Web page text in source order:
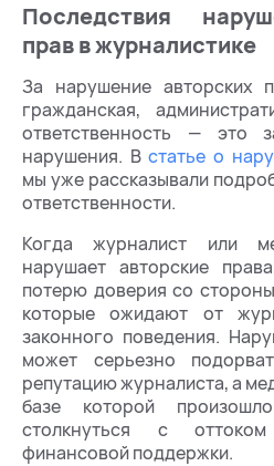
Последствия
прав в журналистике
За нарушение авторских
гражданская,
ответственность — это
нарушения. Встатье о
мы уже рассказывали
ответственности.
Когда журналист или
нарушает авторские
потерю доверия со
которые ожидают от
законного поведения.
может серьезно
репутацию журналиста, а
базе которой
столкнуться с
финансовой поддержки.